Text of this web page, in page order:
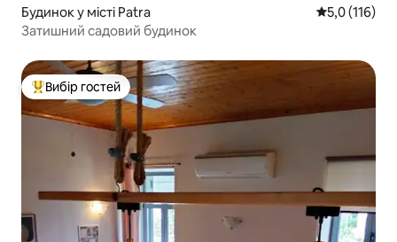
Будинок у місті Patra Середня
5,0 (116)
Затишний садовий будинок
Топ вибір гостей
Вибір гостей